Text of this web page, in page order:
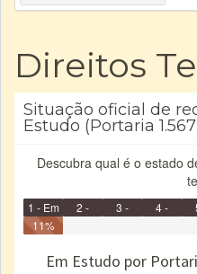
Direitos
Situação oficial de
Estudo (Portaria 1.567
Descubra qual é o estado
1 - Em
Identificação
2 -
3 -
4 -
11%
Em Estudo por